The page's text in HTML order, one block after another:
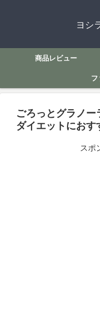
ヨシ
商品レビュー
フ
ごろっとグラノー
ダイエットにおす
スポ